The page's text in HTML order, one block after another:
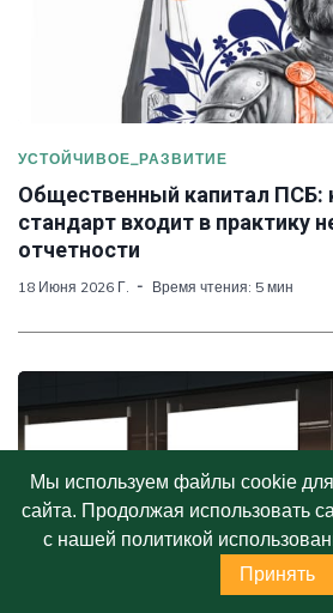
УСТОЙЧИВОЕ_РАЗВИТИЕ
Общественный капитал ПСБ:
стандарт входит в практику
отчетности
18 Июня 2026 Г. Время чтения: 5 мин
СЛЕДУЮЩАЯ СТАТЬЯ
ИНФРАГРИН и 100 %
в одной системе координат
Время чтения: 3 мин
Мы используем файлы cookie
сайта. Продолжая использовать
с нашей политикой
Принять